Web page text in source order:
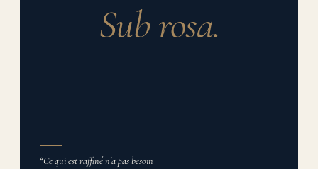
Sub rosa.
“Ce qui est raffiné n'a pas besoin